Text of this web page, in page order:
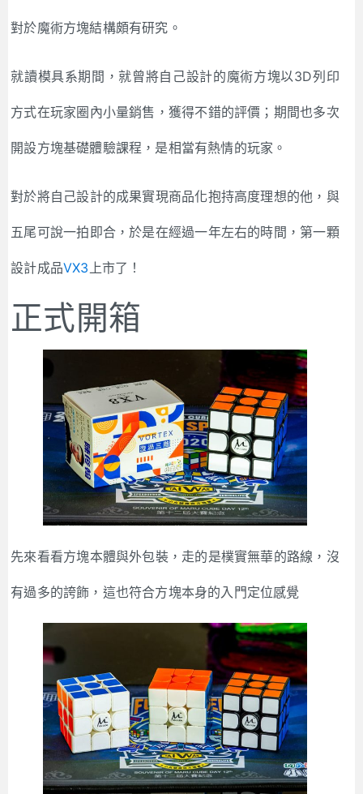
對於魔術方塊結構頗有研究。
就讀模具系期間，就曾將自己設計的魔術方塊以3D列印
方式在玩家圈內小量銷售，獲得不錯的評價；期間也多次
開設方塊基礎體驗課程，是相當有熱情的玩家。
對於將自己設計的成果實現商品化抱持高度理想的他，與
五尾可說一拍即合，於是在經過一年左右的時間，第一顆
設計成品VX3 上市了！
正式開箱
先來看看方塊本體與外包裝，走的是樸實無華的路線，沒
有過多的誇飾，這也符合方塊本身的入門定位感覺